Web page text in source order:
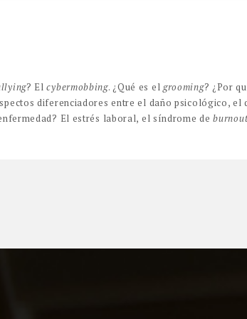
? Elcybermobbing. ¿Qué es el grooming? ¿Por
diferenciadores entre el daño psicológico, el
El estrés laboral, el síndrome de